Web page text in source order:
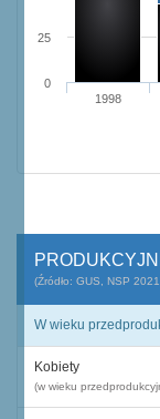
1998
0
25
(Źródło: GUS, NSP
W wieku
Kobiety
(w wieku